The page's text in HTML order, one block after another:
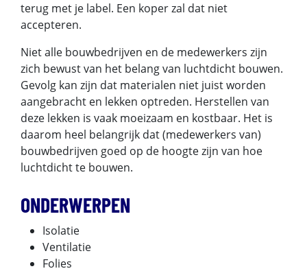
terug met je label. Een koper zal dat niet
accepteren.
Niet alle bouwbedrijven en de medewerkers zijn
zich bewust van het belang van luchtdicht bouwen.
Gevolg kan zijn dat materialen niet juist worden
aangebracht en lekken optreden. Herstellen van
deze lekken is vaak moeizaam en kostbaar. Het is
daarom heel belangrijk dat (medewerkers van)
bouwbedrijven goed op de hoogte zijn van hoe
luchtdicht te bouwen.
ONDERWERPEN
Isolatie
Ventilatie
Folies